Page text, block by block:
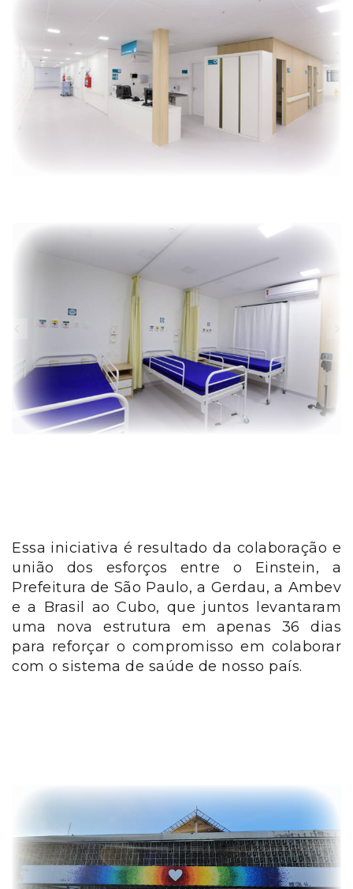
Essa iniciativa é resultado da colaboração e
união dos esforços entre o Einstein, a
Prefeitura de São Paulo, a Gerdau, a Ambev
e a Brasil ao Cubo, que juntos levantaram
uma nova estrutura em apenas 36 dias
para reforçar o compromisso em colaborar
com o sistema de saúde de nosso país.